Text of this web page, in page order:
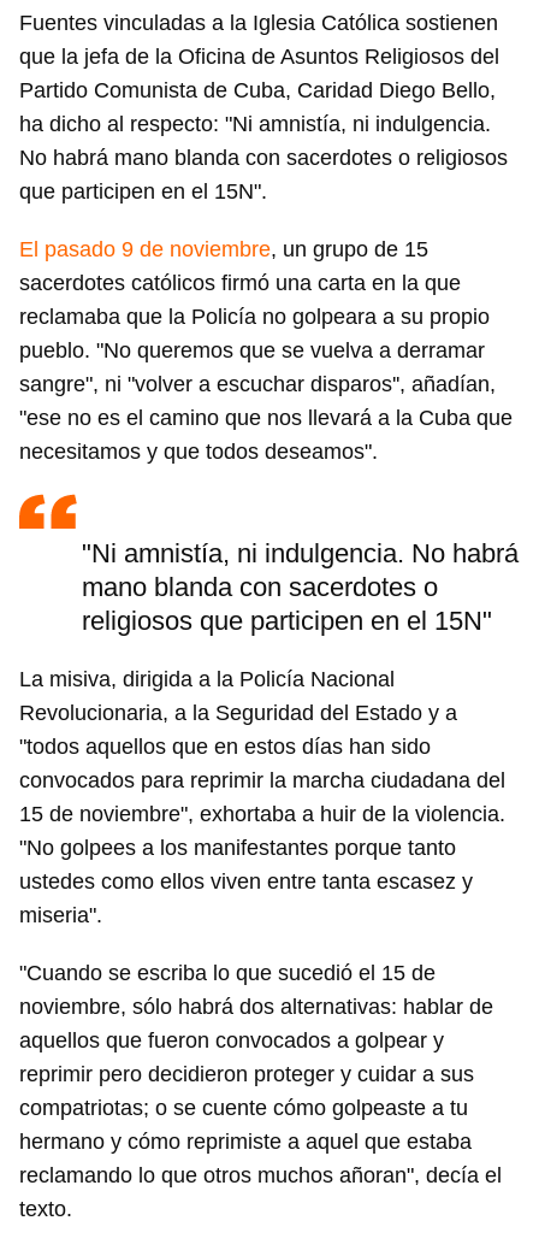
Fuentes vinculadas a la Iglesia Católica sostienen
que la jefa de la Oficina de Asuntos Religiosos del
Partido Comunista de Cuba, Caridad Diego Bello,
ha dicho al respecto: "Ni amnistía, ni indulgencia.
No habrá mano blanda con sacerdotes o religiosos
que participen en el 15N".
El pasado 9 de noviembre, un grupo de 15
sacerdotes católicos firmó una carta en la que
reclamaba que la Policía no golpeara a su propio
pueblo. "No queremos que se vuelva a derramar
sangre", ni "volver a escuchar disparos'', añadían,
"ese no es el camino que nos llevará a la Cuba que
necesitamos y que todos deseamos".
"Ni amnistía, ni indulgencia. No habrá
mano blanda con sacerdotes o
religiosos que participen en el 15N"
La misiva, dirigida a la Policía Nacional
Revolucionaria, a la Seguridad del Estado y a
"todos aquellos que en estos días han sido
convocados para reprimir la marcha ciudadana del
15 de noviembre", exhortaba a huir de la violencia.
"No golpees a los manifestantes porque tanto
ustedes como ellos viven entre tanta escasez y
miseria".
"Cuando se escriba lo que sucedió el 15 de
noviembre, sólo habrá dos alternativas: hablar de
aquellos que fueron convocados a golpear y
reprimir pero decidieron proteger y cuidar a sus
compatriotas; o se cuente cómo golpeaste a tu
hermano y cómo reprimiste a aquel que estaba
reclamando lo que otros muchos añoran", decía el
texto.